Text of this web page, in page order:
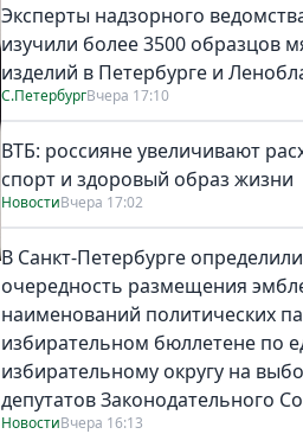
Эксперты надзорного
изучили более 3500 образцов
изделий в Петербурге и
С.ПетербургВчера 17:10
ВТБ: россияне увеличивают
спорт и здоровый образ жизни
НовостиВчера 17:02
В Санкт-Петербурге определили
очередность размещения
наименований политических
избирательном бюллетене по
избирательному округу на
депутатов Законодательного
НовостиВчера 16:13